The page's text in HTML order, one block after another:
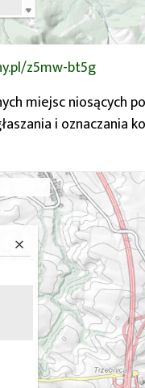
z5mw-bt5g
miejsc
i